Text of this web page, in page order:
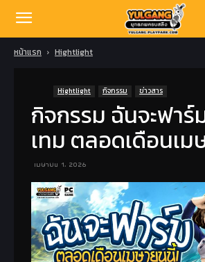
หน้าแรก Hightlight
Hightlight กิจกรรม ข่าวสาร
กิจกรรม ฉันจะฟาร์
เทม ตลอดเดือนเม
เมษายน 1, 2026